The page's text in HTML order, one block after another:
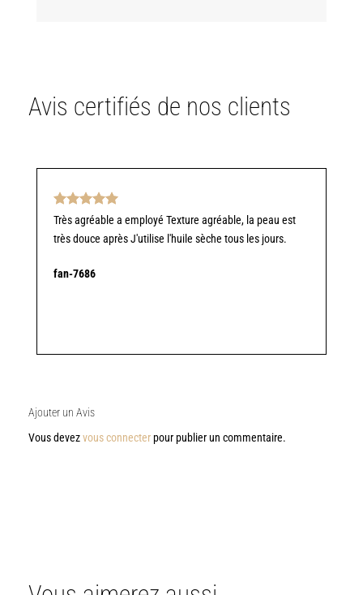
Avis certifiés de nos clients
Note5sur
Très agréable a employé Texture agréable, la peau est
très douce après J'utilise l'huile sèche tous les jours.
fan-7686
Ajouter un Avis
Vous devezvous connecterpour publier un commentaire.